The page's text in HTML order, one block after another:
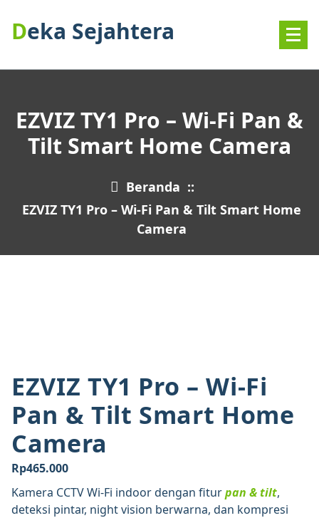
kontenDeka Sejahtera
EZVIZ TY1 Pro – Wi-Fi Pan &
Tilt Smart Home Camera
Beranda ::
EZVIZ TY1 Pro – Wi-Fi Pan & Tilt Smart Home
Camera
EZVIZ TY1 Pro – Wi-Fi
Pan & Tilt Smart Home
Camera
Rp465.000
Kamera CCTV Wi-Fi indoor dengan fiturpan & tilt,
deteksi pintar, night vision berwarna, dan kompresi